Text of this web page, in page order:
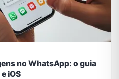
no WhatsApp: o guia
iOS